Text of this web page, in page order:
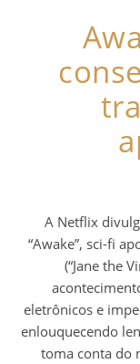
A Netflix divulgou o pôster e o trailer legendado de
“Awake”, sci-fi
(“Jane the
eletrônicos e
enlouquecendo
toma conta do